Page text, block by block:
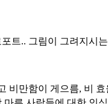
트.. 그림이 그려지시
비만함이 게으름, 비 효